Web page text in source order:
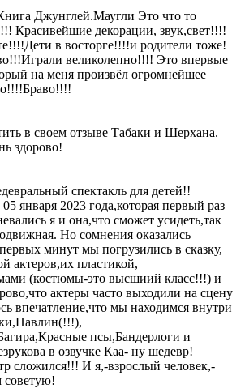
Джунглей.Маугли Это что то
Красивейшие декорации, звук,свет!!!!
в восторге!!!!и родители тоже!
великолепно!!!! Это впервые
на меня произвёл огромнейшее
в своем отзыве Табаки и Шерхана.
здорово!
спектакль для детей!!
января 2023 года,которая первый раз
я и она,что сможет усидеть,так
Но сомнения оказались
минут мы погрузились в сказку,
актеров,их пластикой,
(костюмы-это высшиий класс!!!) и
актеры часто выходили на сцену
впечатление,что мы находимся внутри
псы,Бандерлоги и
в озвучке Каа- ну шедевр!
сложился!!! И я,-взрослый человек,-